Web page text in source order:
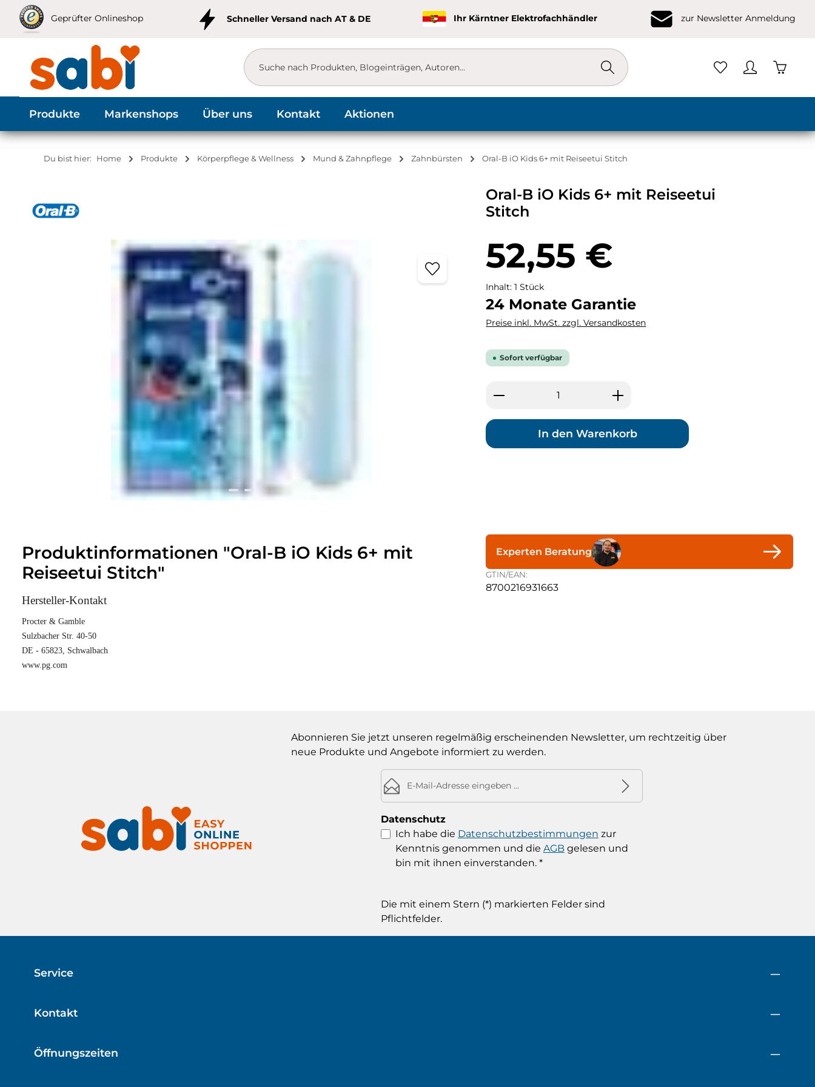
Hauptinhalt springen
Zur Suche springen
Zur Hauptnavigation springen
Geprüfter Onlineshop Schneller Versand nach AT & DE Ihr Kärntner Elektrofachhändler zur Newsletter Anmeldung
Produkte Markenshops Über uns Kontakt Aktionen
Du bist hier: Home Produkte Körperpflege & Wellness Mund & Zahnpflege Zahnbürsten Oral-B iO Kids 6+ mit Reiseetui Stitch
Bildergalerie überspringen
Oral-B iO Kids 6+ mit Reiseetui
Stitch
52,55 €
Inhalt:1 Stück
24 Monate Garantie
Preise inkl. MwSt. zzgl. Versandkosten
Sofort verfügbar
Produkt Anzahl: Gib den gewünschten
In den Warenkorb
Experten Beratung
GTIN/EAN:
8700216931663
Produktinformationen "Oral-B iO Kids 6+ mit
Reiseetui Stitch"
Hersteller-Kontakt
Procter & Gamble
Sulzbacher Str. 40-50
DE - 65823, Schwalbach
www.pg.com
Abonnieren Sie jetzt unseren regelmäßig erscheinenden Newsletter, um rechtzeitig über
neue Produkte und Angebote informiert zu werden.
E-Mail-Adresse*
Datenschutz
Ich habe die Datenschutzbestimmungen zur
Kenntnis genommen und die AGBgelesen und
bin mit ihnen einverstanden. *
Die mit einem Stern (*) markierten Felder sind
Pflichtfelder.
Kontakt
Öffnungszeiten
Service